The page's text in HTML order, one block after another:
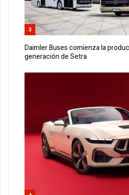
3
Daimler Buses comienza la
generación de Setra